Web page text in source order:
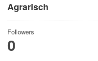
Agrarisch
Followers
0